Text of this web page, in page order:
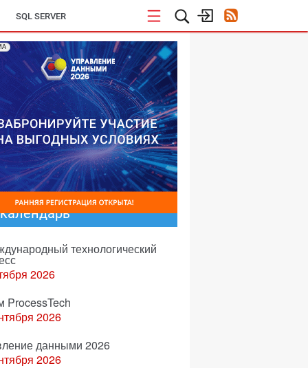
SQL SERVER
технологический
2026
ProcessTech
2026
данными 2026
2026